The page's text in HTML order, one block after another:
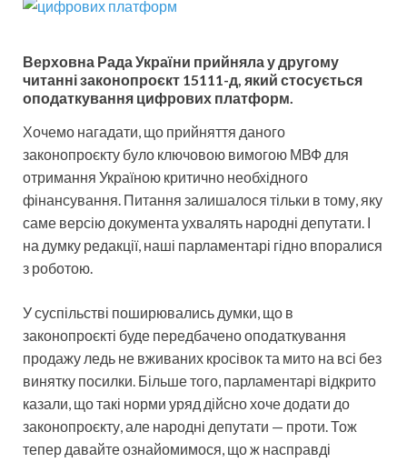
Верховна Рада України прийняла у другому
читанні законопроєкт 15111-д, який стосується
оподаткування цифрових платформ.
Хочемо нагадати, що прийняття даного
законопроєкту було ключовою вимогою МВФ для
отримання Україною критично необхідного
фінансування. Питання залишалося тільки в тому, яку
саме версію документа ухвалять народні депутати. І
на думку редакції, наші парламентарі гідно впоралися
з роботою.
У суспільстві поширювались думки, що в
законопроєкті буде передбачено оподаткування
продажу ледь не вживаних кросівок та мито на всі без
винятку посилки. Більше того, парламентарі відкрито
казали, що такі норми уряд дійсно хоче додати до
законопроєкту, але народні депутати — проти. Тож
тепер давайте ознайомимося, що ж насправді